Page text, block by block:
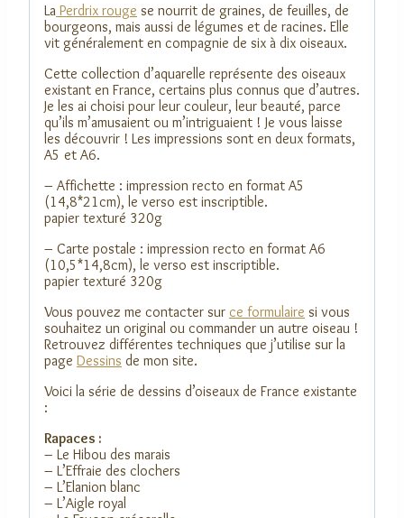
La Perdrix rouge se nourrit de graines, de feuilles, de
bourgeons, mais aussi de légumes et de racines. Elle
vit généralement en compagnie de six à dix oiseaux.
Cette collection d’aquarelle représente des oiseaux
existant en France, certains plus connus que d’autres.
Je les ai choisi pour leur couleur, leur beauté, parce
qu’ils m’amusaient ou m’intriguaient ! Je vous laisse
les découvrir ! Les impressions sont en deux formats,
A5 et A6.
– Affichette : impression recto en format A5
(14,8*21cm), le verso est inscriptible.
papier texturé 320g
– Carte postale : impression recto en format A6
(10,5*14,8cm), le verso est inscriptible.
papier texturé 320g
Vous pouvez me contacter sur ce formulaire si vous
souhaitez un original ou commander un autre oiseau !
Retrouvez différentes techniques que j’utilise sur la
page Dessins de mon site.
Voici la série de dessins d’oiseaux de France existante
:
Rapaces :
– Le Hibou des marais
– L’Effraie des clochers
– L’Elanion blanc
– L’Aigle royal